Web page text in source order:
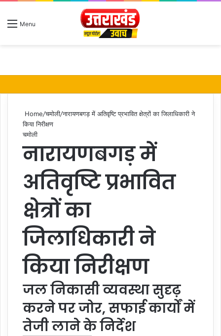
Menu
Home/चमोली/नारायणबगड़ में अतिवृष्टि प्रभावित क्षेत्रों का जिलाधिकारी ने
किया निरीक्षण
चमोली
नारायणबगड़ में
अतिवृष्टि प्रभावित
क्षेत्रों का
जिलाधिकारी ने
किया निरीक्षण
जल निकासी व्यवस्था सुदृढ़
करने पर जोर, सफाई कार्यों में
तेजी लाने के निर्देश